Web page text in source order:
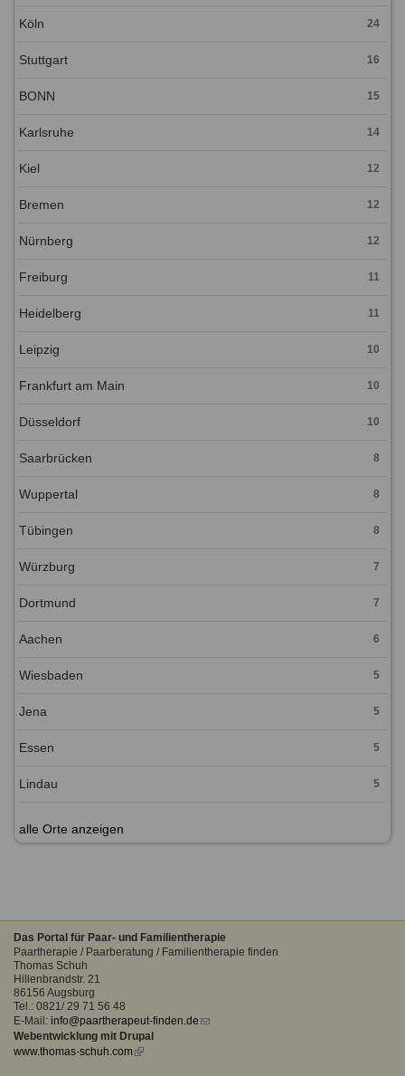
Köln 24
Stuttgart 16
BONN 15
Karlsruhe 14
Kiel 12
Bremen 12
Nürnberg 12
Freiburg 11
Heidelberg 11
Leipzig 10
Frankfurt am Main 10
Düsseldorf 10
Saarbrücken 8
Wuppertal 8
Tübingen 8
Würzburg 7
Dortmund 7
Aachen 6
Wiesbaden 5
Jena 5
Essen 5
Lindau 5
alle Orte anzeigen
Das Portal für Paar- und Familientherapie
Paartherapie / Paarberatung / Familientherapie finden
Thomas Schuh
Hillenbrandstr. 21
86156 Augsburg
Tel.: 0821/ 29 71 56 48
E-Mail: info@paartherapeut-finden.de (link
Webentwicklung mit Drupal
www.thomas-schuh.com(link